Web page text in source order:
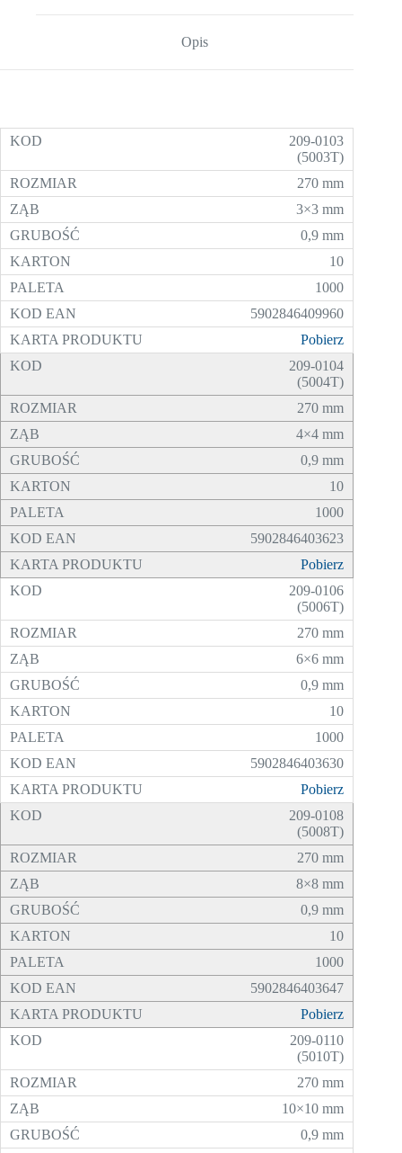
Opis
209-0103
(5003T)
270 mm
3×3 mm
0,9 mm
10
1000
5902846409960
Pobierz
209-0104
(5004T)
270 mm
4×4 mm
0,9 mm
10
1000
5902846403623
Pobierz
209-0106
(5006T)
270 mm
6×6 mm
0,9 mm
10
1000
5902846403630
Pobierz
209-0108
(5008T)
270 mm
8×8 mm
0,9 mm
10
1000
5902846403647
Pobierz
209-0110
(5010T)
270 mm
10×10 mm
0,9 mm